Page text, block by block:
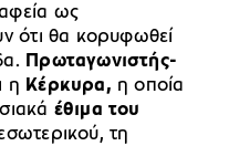
ως
ότι θα κορυφωθεί
Πρωταγωνιστής-
η Κέρκυρα, η οποία
έθιμα του
τη